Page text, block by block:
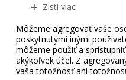
Zisti viac
Môžeme agregovať vaše
poskytnutými inými
môžeme použiť a
akýkoľvek účel. Z
vaša totožnosť ani